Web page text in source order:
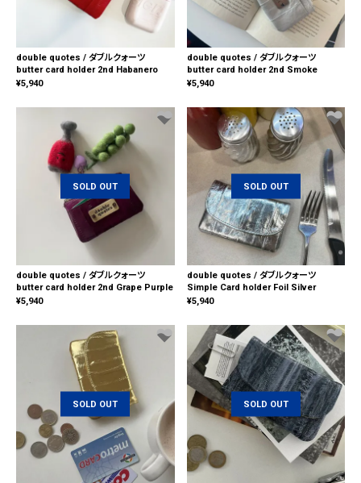
double quotes / ダブルクォーツ
butter card holder 2nd Habanero
¥5,940
double quotes / ダブルクォーツ
butter card holder 2nd Smoke
¥5,940
SOLD OUT
double quotes / ダブルクォーツ
butter card holder 2nd Grape Purple
¥5,940
SOLD OUT
double quotes / ダブルクォーツ
Simple Card holder Foil Silver
¥5,940
SOLD OUT SOLD OUT